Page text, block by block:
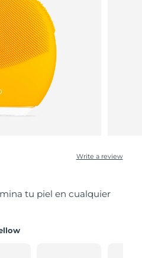
Write a review
tu piel en cualquier